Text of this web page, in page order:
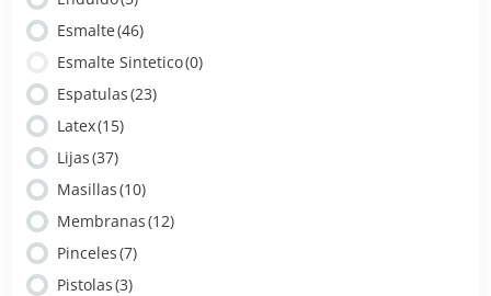
Esmalte(46)
Esmalte Sintetico(0)
Espatulas(23)
Latex(15)
Lijas(37)
Masillas(10)
Membranas(12)
Pinceles(7)
Pistolas(3)